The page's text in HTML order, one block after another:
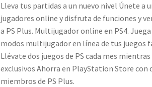
Lleva tus partidas a un nuevo nivel Únete a
jugadores online y disfruta de funciones y
a PS Plus. Multijugador online en PS4.
modos multijugador en línea de tus juegos
Llévate dos juegos de PS cada mes
exclusivos Ahorra en PlayStation Store con
miembros de PS Plus.